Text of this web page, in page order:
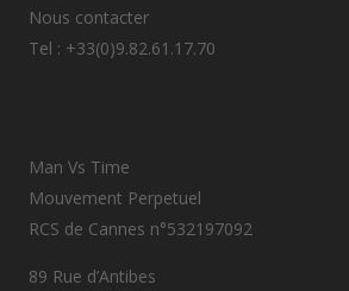
Nous contacter
Tel : +33(0)9.82.61.17.70
Man Vs Time
Mouvement Perpetuel
RCS de Cannes n°532197092
89 Rue d’Antibes